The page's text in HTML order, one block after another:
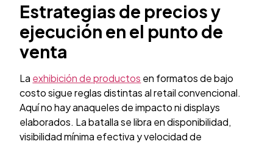
Estrategias de precios y
ejecución en el punto de
venta
La exhibición de productos en formatos de bajo
costo sigue reglas distintas al retail convencional.
Aquí no hay anaqueles de impacto ni displays
elaborados. La batalla se libra en disponibilidad,
visibilidad mínima efectiva y velocidad de